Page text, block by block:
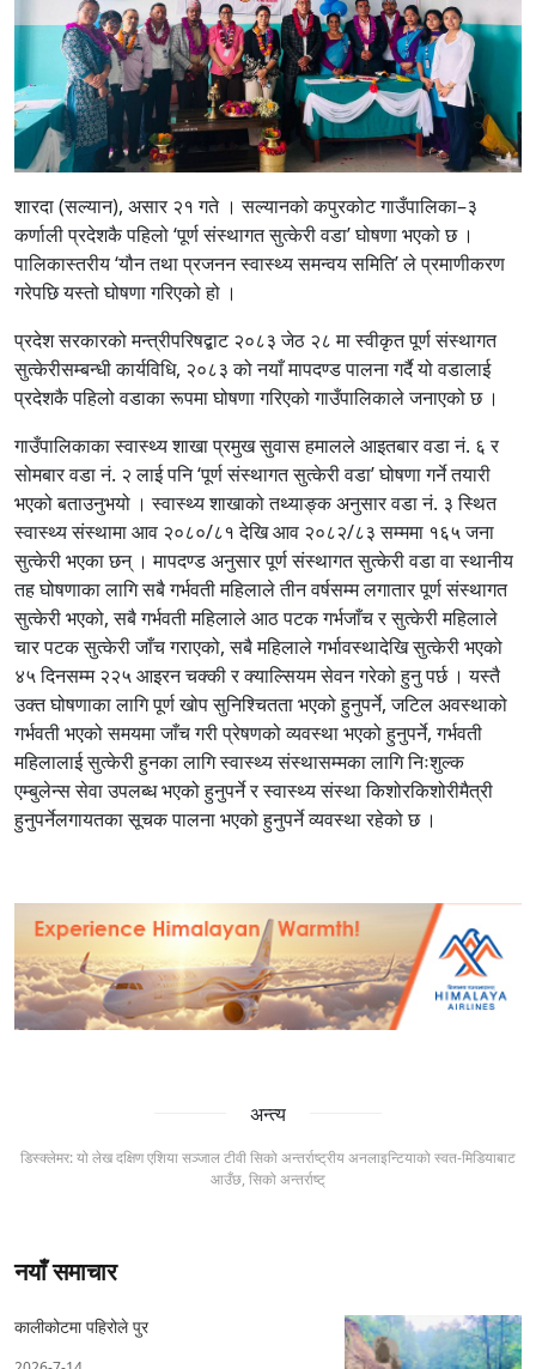
शारदा (सल्यान), असार २१ गते । सल्यानको कपुरकोट गाउँपालिका–३
कर्णाली प्रदेशकै पहिलो ‘पूर्ण संस्थागत सुत्केरी वडा’ घोषणा भएको छ ।
पालिकास्तरीय ‘यौन तथा प्रजनन स्वास्थ्य समन्वय समिति’ ले प्रमाणीकरण
गरेपछि यस्तो घोषणा गरिएको हो ।
प्रदेश सरकारको मन्त्रीपरिषद्बाट २०८३ जेठ २८ मा स्वीकृत पूर्ण संस्थागत
सुत्केरीसम्बन्धी कार्यविधि, २०८३ को नयाँ मापदण्ड पालना गर्दै यो वडालाई
प्रदेशकै पहिलो वडाका रूपमा घोषणा गरिएको गाउँपालिकाले जनाएको छ ।
गाउँपालिकाका स्वास्थ्य शाखा प्रमुख सुवास हमालले आइतबार वडा नं. ६ र
सोमबार वडा नं. २ लाई पनि ‘पूर्ण संस्थागत सुत्केरी वडा’ घोषणा गर्ने तयारी
भएको बताउनुभयो । स्वास्थ्य शाखाको तथ्याङ्क अनुसार वडा नं. ३ स्थित
स्वास्थ्य संस्थामा आव २०८०/८१ देखि आव २०८२/८३ सम्ममा १६५ जना
सुत्केरी भएका छन् । मापदण्ड अनुसार पूर्ण संस्थागत सुत्केरी वडा वा स्थानीय
तह घोषणाका लागि सबै गर्भवती महिलाले तीन वर्षसम्म लगातार पूर्ण संस्थागत
सुत्केरी भएको, सबै गर्भवती महिलाले आठ पटक गर्भजाँच र सुत्केरी महिलाले
चार पटक सुत्केरी जाँच गराएको, सबै महिलाले गर्भावस्थादेखि सुत्केरी भएको
४५ दिनसम्म २२५ आइरन चक्की र क्याल्सियम सेवन गरेको हुनु पर्छ । यस्तै
उक्त घोषणाका लागि पूर्ण खोप सुनिश्चितता भएको हुनुपर्ने, जटिल अवस्थाको
गर्भवती भएको समयमा जाँच गरी प्रेषणको व्यवस्था भएको हुनुपर्ने, गर्भवती
महिलालाई सुत्केरी हुनका लागि स्वास्थ्य संस्थासम्मका लागि निःशुल्क
एम्बुलेन्स सेवा उपलब्ध भएको हुनुपर्ने र स्वास्थ्य संस्था किशोरकिशोरीमैत्री
हुनुपर्नेलगायतका सूचक पालना भएको हुनुपर्ने व्यवस्था रहेको छ ।
अन्त्य
डिस्क्लेमर: यो लेख दक्षिण एशिया सञ्जाल टीवी सिको अन्तर्राष्ट्रीय अनलाइन्टियाको स्वत-मिडियाबाट
आउँछ, सिको अन्तर्राष्ट्
नयाँ समाचार
कालीकोटमा पहिरोले पुर